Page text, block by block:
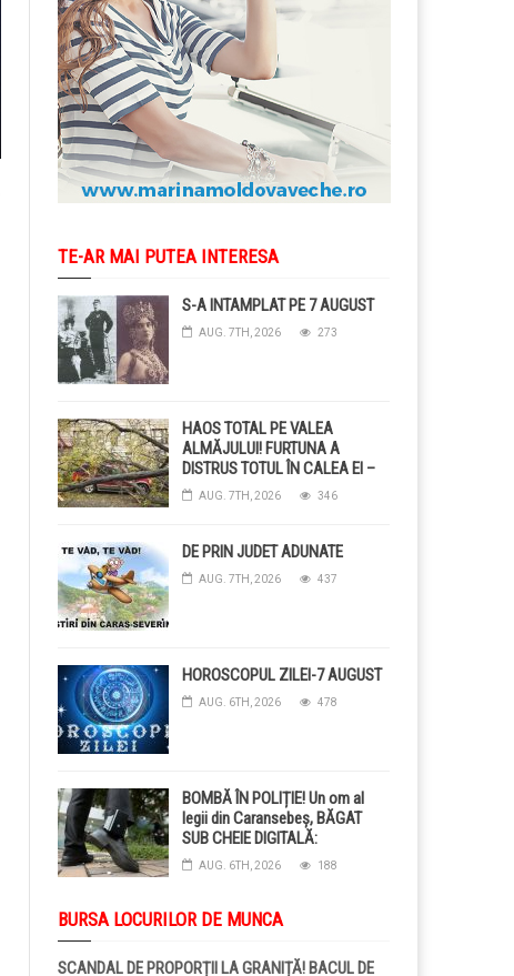
TE-AR MAI PUTEA INTERESA
S-A INTAMPLAT PE 7 AUGUST
AUG. 7TH, 2026 273
HAOS TOTAL PE VALEA
ALMĂJULUI! FURTUNA A
DISTRUS TOTUL ÎN CALEA EI –
COPACI CĂZUȚI, DRUMURI
BLOCAȚE, CURENT TĂIAT ȘI
GRINDINĂ!
AUG. 7TH, 2026 346
DE PRIN JUDET ADUNATE
AUG. 7TH, 2026 437
HOROSCOPUL ZILEI-7 AUGUST
AUG. 6TH, 2026 478
BOMBĂ ÎN POLIȚIE! Un om al
legii din Caransebeș, BĂGAT
SUB CHEIE DIGITALĂ:
Judecătorii i-au pus BRĂȚARĂ
ELECTRONICĂ la picior!
AUG. 6TH, 2026 188
BURSA LOCURILOR DE MUNCA
SCANDAL DE PROPORȚII LA GRANIȚĂ! BACUL DE